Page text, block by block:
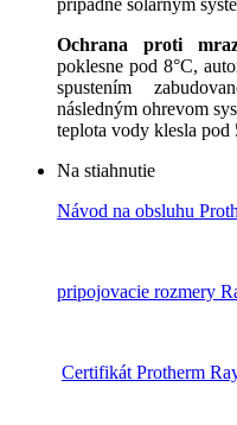
prípadne solárnym
Ochrana proti
poklesne pod 8°C,
spustením
následným ohrevom
teplota vody klesla pod
Na stiahnutie
Návod na obsluhu
pripojovacie rozmery
Certifikát Protherm